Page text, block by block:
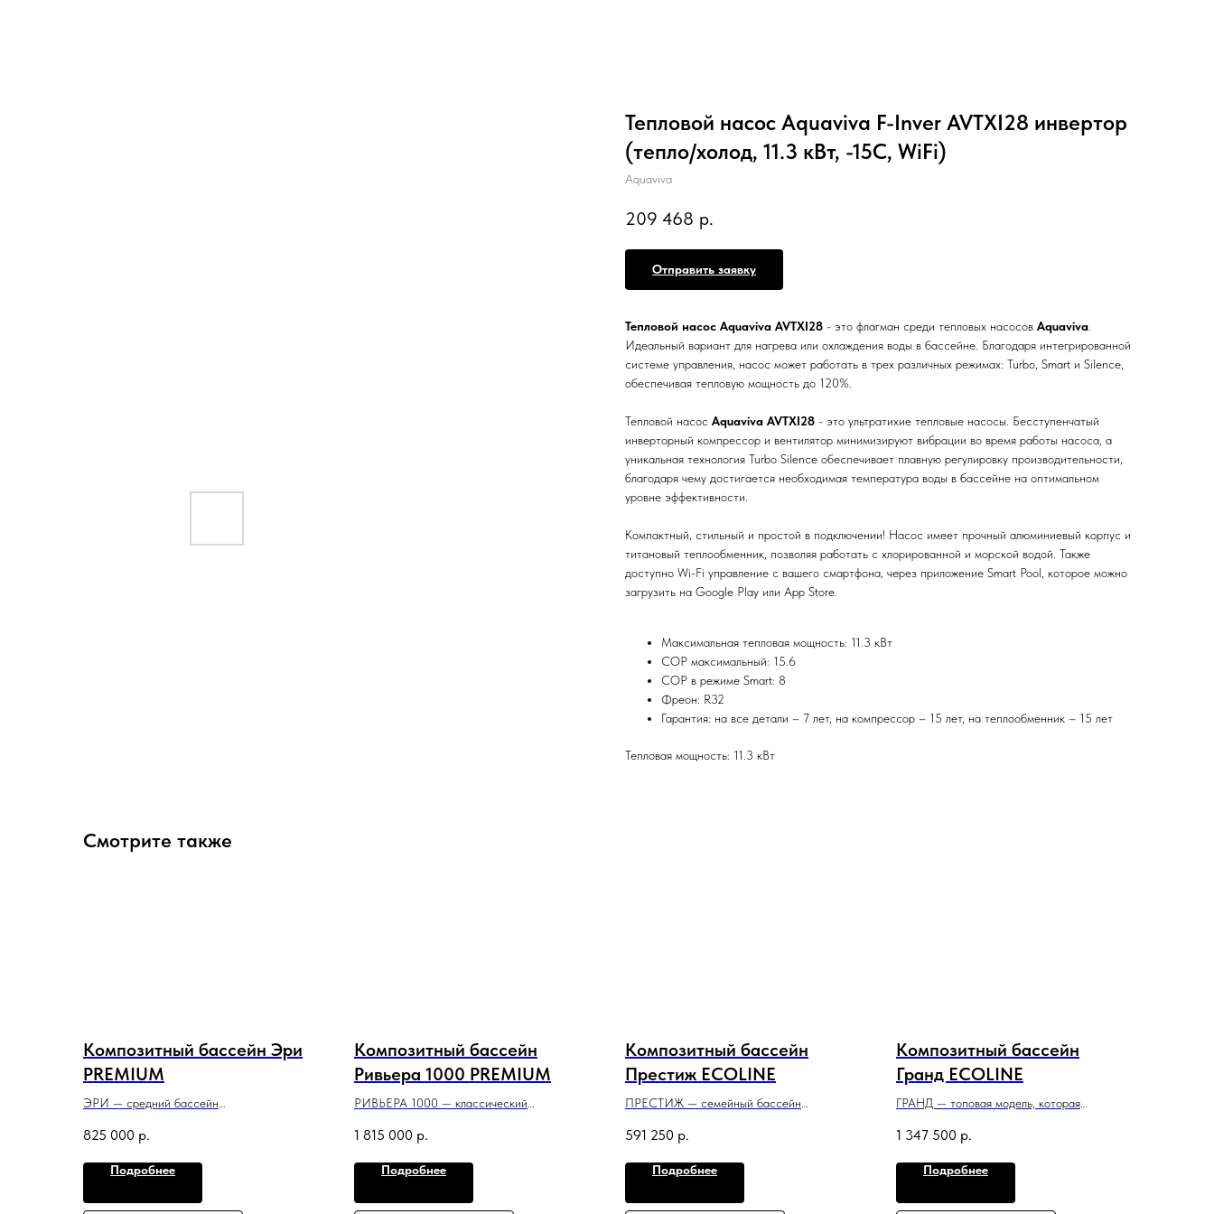
Тепловой насос Aquaviva F-Inver AVTXI28 инвертор
(тепло/холод, 11.3 кВт, -15С, WiFi)
Aquaviva
209 468 р.
Отправить заявку
Тепловой насос Aquaviva AVTXI28 - это флагман среди тепловых насосов Aquaviva
Идеальный вариант для нагрева или охлаждения воды в бассейне. Благодаря интегрированной
системе управления, насос может работать в трех различных режимах: Turbo, Smart и Silence,
обеспечивая тепловую мощность до 120%.
Тепловой насос Aquaviva AVTXI28 - это ультратихие тепловые насосы. Бесступенчатый
инверторный компрессор и вентилятор минимизируют вибрации во время работы насоса, а
уникальная технология Turbo Silence обеспечивает плавную регулировку производительности,
благодаря чему достигается необходимая температура воды в бассейне на оптимальном
уровне эффективности.
Компактный, стильный и простой в подключении! Насос имеет прочный алюминиевый корпус и
титановый теплообменник, позволяя работать с хлорированной и морской водой. Также
доступно Wi-Fi управление с вашего смартфона, через приложение Smart Pool, которое можно
загрузить на Google Play или App Store.
Максимальная тепловая мощность: 11.3 кВт
СОР максимальный: 15.6
СОР в режиме Smart: 8
Фреон: R32
Гарантия: на все детали – 7 лет, на компрессор – 15 лет, на теплообменник – 15 лет
Тепловая мощность: 11.3 кВт
Смотрите также
Композитный бассейн Эри
PREMIUM
ЭРИ — средний бассейн
который оптимально подойдет для
небольшого участка.
6 м x 3 м x 1,5 м
825 000 р.
Подробнее
Композитный бассейн
Ривьера 1000 PREMIUM
РИВЬЕРА 1000 — классический
сдержанным стилем и максимальной
полезной площадью.
10 м x 3,6 м x 1,5 м
1 815 000 р.
Подробнее
Композитный бассейн
Престиж ECOLINE
ПРЕСТИЖ — семейный бассейн
подойдет для небольшого участка
и помещения.
5м x 2,8м x 1,5м
591 250 р.
Подробнее
Композитный бассейн
Гранд ECOLINE
ГРАНД — топовая модель, которая
с бортика и плаванья, вечеринок с гостями
и отдыха с детьми.
9 м x 3,6 м x 1,3−1,8 м
1 347 500 р.
Подробнее